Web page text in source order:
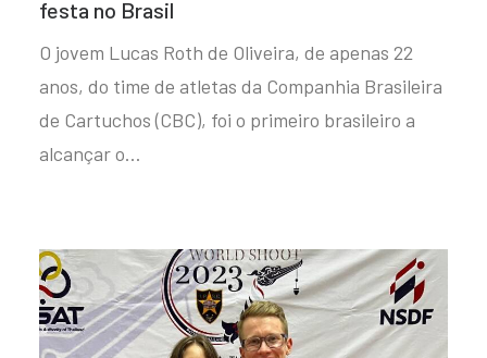
festa no Brasil
O jovem Lucas Roth de Oliveira, de apenas 22
anos, do time de atletas da Companhia Brasileira
de Cartuchos (CBC), foi o primeiro brasileiro a
alcançar o…